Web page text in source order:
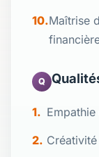
Maîtrise
Q
Empathie